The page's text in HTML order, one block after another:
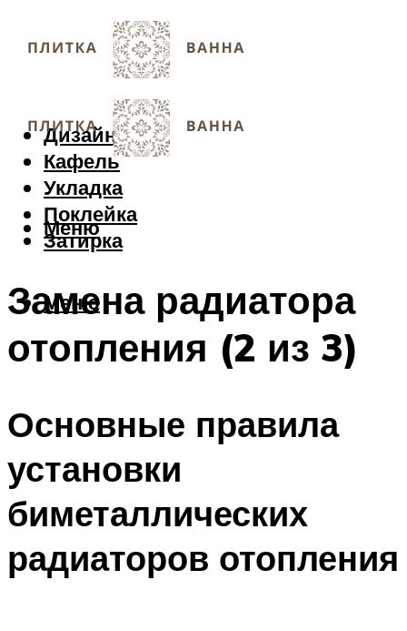
Дизайн
Кафель
Укладка
Поклейка
Затирка
Меню
Меню
Замена радиатора
отопления (2 из 3)
Основные правила
установки
биметаллических
радиаторов отопления